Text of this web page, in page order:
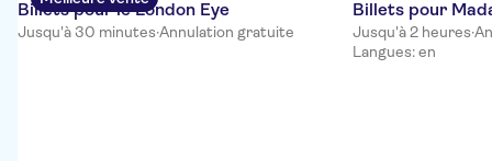
Billets pour le London Eye
Jusqu'à 30 minutes·Annulation gratuite
Billets pour
Jusqu'à 2 heures·
Langues: en